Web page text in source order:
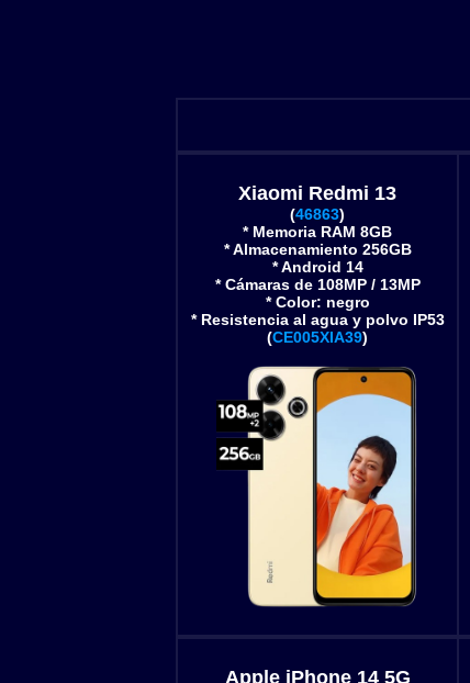
Xiaomi Redmi 13
(46863)
* Memoria RAM 8GB
* Almacenamiento 256GB
* Android 14
* Cámaras de 108MP / 13MP
* Color: negro
* Resistencia al agua y polvo IP53
(CE005XIA39)
Apple iPhone 14 5G